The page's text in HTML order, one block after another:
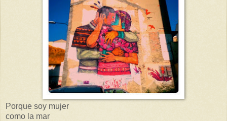
Porque soy mujer
como la mar